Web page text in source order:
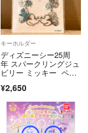
キーホルダー
ディズニーシー25周
年 スパークリングジュ
ビリー ミッキー ペ
¥2,650